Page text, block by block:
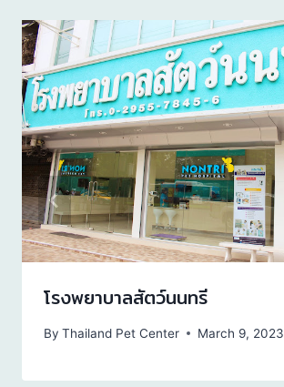
โรงพยาบาลสัตว์นนทรี
By Thailand Pet Center March 9, 2023